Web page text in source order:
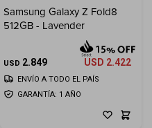
Samsung Galaxy Z Fold8
512GB - Lavender
USD 2.849 USD 2.422
GARANTÍA: 1 AÑO
ENVÍO A TODO EL PAÍS